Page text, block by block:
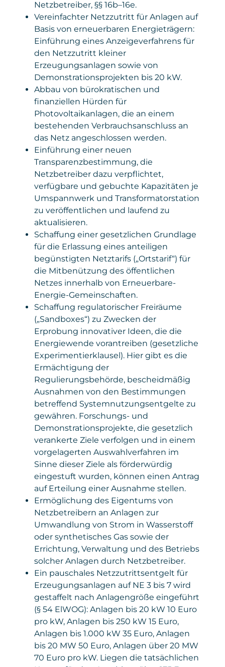
Netzbetreiber, §§ 16b–16e.
Vereinfachter Netzzutritt für Anlagen auf
Basis von erneuerbaren Energieträgern:
Einführung eines Anzeigeverfahrens für
den Netzzutritt kleiner
Erzeugungsanlagen sowie von
Demonstrationsprojekten bis 20 kW.
Abbau von bürokratischen und
finanziellen Hürden für
Photovoltaikanlagen, die an einem
bestehenden Verbrauchsanschluss an
das Netz angeschlossen werden.
Einführung einer neuen
Transparenzbestimmung, die
Netzbetreiber dazu verpflichtet,
verfügbare und gebuchte Kapazitäten je
Umspannwerk und Transformatorstation
zu veröffentlichen und laufend zu
aktualisieren.
Schaffung einer gesetzlichen Grundlage
für die Erlassung eines anteiligen
begünstigten Netztarifs („Ortstarif“) für
die Mitbenützung des öffentlichen
Netzes innerhalb von Erneuerbare-
Energie-Gemeinschaften.
Schaffung regulatorischer Freiräume
(„Sandboxes“) zu Zwecken der
Erprobung innovativer Ideen, die die
Energiewende vorantreiben (gesetzliche
Experimentierklausel). Hier gibt es die
Ermächtigung der
Regulierungsbehörde, bescheidmäßig
Ausnahmen von den Bestimmungen
betreffend Systemnutzungsentgelte zu
gewähren. Forschungs- und
Demonstrationsprojekte, die gesetzlich
verankerte Ziele verfolgen und in einem
vorgelagerten Auswahlverfahren im
Sinne dieser Ziele als förderwürdig
eingestuft wurden, können einen Antrag
auf Erteilung einer Ausnahme stellen.
Ermöglichung des Eigentums von
Netzbetreibern an Anlagen zur
Umwandlung von Strom in Wasserstoff
oder synthetisches Gas sowie der
Errichtung, Verwaltung und des Betriebs
solcher Anlagen durch Netzbetreiber.
Ein pauschales Netzzutrittsentgelt für
Erzeugungsanlagen auf NE 3 bis 7 wird
gestaffelt nach Anlagengröße eingeführt
(§ 54 ElWOG): Anlagen bis 20 kW 10 Euro
pro kW, Anlagen bis 250 kW 15 Euro,
Anlagen bis 1.000 kW 35 Euro, Anlagen
bis 20 MW 50 Euro, Anlagen über 20 MW
70 Euro pro kW. Liegen die tatsächlichen
von
Privacy
Policy
policies.google.com/privacy
ermöglichen. Die Einbindung dient
ausschließlich der reibungslosen Anmeldung
zu unseren Seminaren und sonstigen
Angeboten.
Daten: personenbezogene und technische
Daten
Gesetzt von: Microsoft Corporation
Privacy Policy:
https://www.microsoft.com/de-
de/privacy/privacystatement